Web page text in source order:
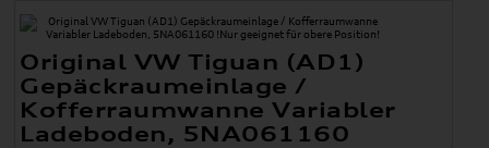
Original VW Tiguan (AD1)
Gepäckraumeinlage /
Kofferraumwanne Variabler
Ladeboden, 5NA061160